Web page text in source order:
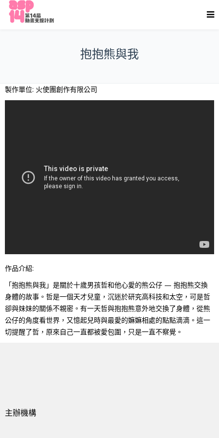
抱抱熊與我
製作單位: 火使團創作有限公司
作品介紹:
「抱抱熊與我」是關於十歲男孩哲和他心愛的熊公仔 — 抱抱熊交換
身體的故事。哲是一個天才兒童，沉迷於研究高科技和太空，可是哲
卻與妹妹的關係不親密。有一天哲與抱抱熊意外地交換了身體，從熊
公仔的角度看世界，又憶起兒時與最愛的嫲嫲相處的點點滴滴。這一
切提醒了哲，原來自己一直都被愛包圍，只是一直不察覺。
主辦機構